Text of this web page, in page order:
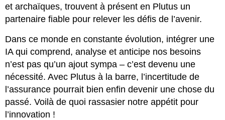
et archaïques, trouvent à présent en Plutus un
partenaire fiable pour relever les défis de l’avenir.
Dans ce monde en constante évolution, intégrer une
IA qui comprend, analyse et anticipe nos besoins
n’est pas qu’un ajout sympa – c’est devenu une
nécessité. Avec Plutus à la barre, l’incertitude de
l’assurance pourrait bien enfin devenir une chose du
passé. Voilà de quoi rassasier notre appétit pour
l’innovation !